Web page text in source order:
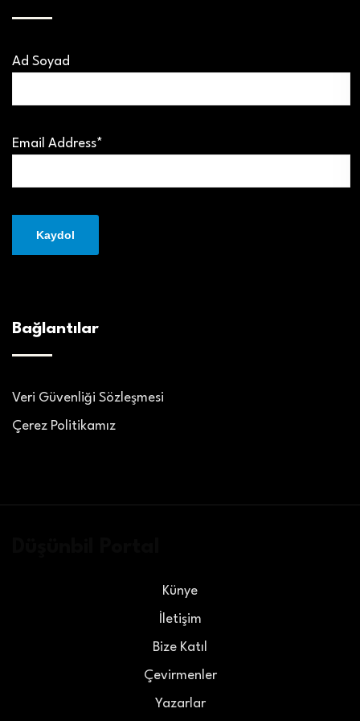
Ad Soyad
Email Address*
Bağlantılar
Veri Güvenliği Sözleşmesi
Çerez Politikamız
Künye
İletişim
Bize Katıl
Çevirmenler
Yazarlar